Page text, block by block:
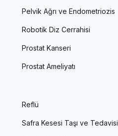
Pelvik Ağrı ve Endometriozis
Robotik Diz Cerrahisi
Prostat Kanseri
Prostat Ameliyatı
Reflü
Safra Kesesi Taşı ve Tedavisi